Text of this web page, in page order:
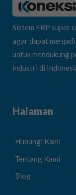
Sistem ERP super
agar dapat
untuk mendukung
industri di
Halaman
Hubungi Kami
Tentang Kami
Blog